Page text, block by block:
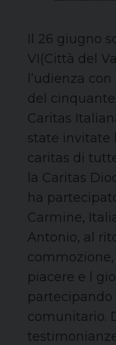
Il 26 giugno
VI(Città del
l’udienza
del
Caritas
state invitate
caritas di
la Caritas
ha
Carmine,
Antonio, al
piacere e l
comunitario.